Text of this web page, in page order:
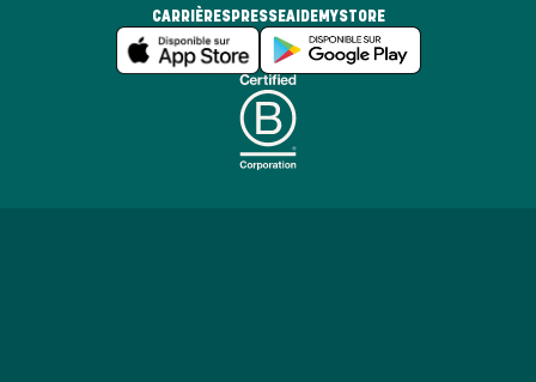
CARRIÈRESPRESSEAIDEMYSTORE